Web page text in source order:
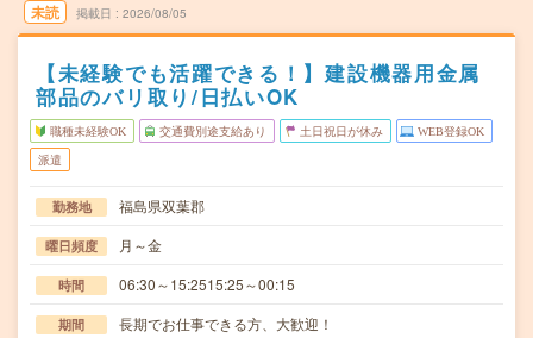
未読 掲載日 2026/08/05
【未経験でも活躍できる！】建設機器用金属
部品のバリ取り/日払いOK
職種未経験OK 交通費別途支給あり 土日祝日が休み WEB登録OK
派遣
勤務地 福島県双葉郡
曜日頻度 月～金
時間 06:30～15:2515:25～00:15
期間 長期でお仕事できる方、大歓迎！